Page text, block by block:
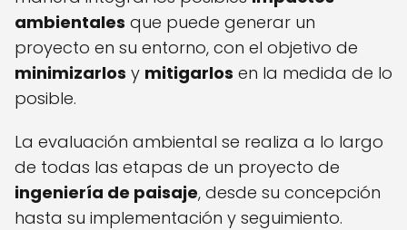
ambientales que puede generar un
proyecto en su entorno, con el objetivo de
minimizarlos y mitigarlos en la medida de lo
posible.
La evaluación ambiental se realiza a lo largo
de todas las etapas de un proyecto de
ingeniería de paisaje, desde su concepción
hasta su implementación y seguimiento.